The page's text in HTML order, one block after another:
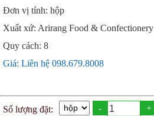
Đơn vị tính: hộp
Xuất xứ: Arirang Food & Confectionery
Quy cách: 8
Giá: Liên hệ 098.679.8008
Số lượng đặt: - +